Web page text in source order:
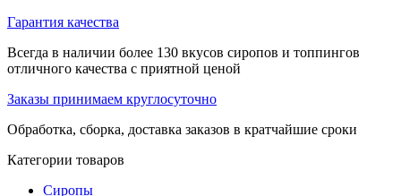
Гарантия качества
Всегда в наличии более 130 вкусов сиропов и топпингов
отличного качества с приятной ценой
Заказы принимаем круглосуточно
Обработка, сборка, доставка заказов в кратчайшие сроки
Категории товаров
Сиропы